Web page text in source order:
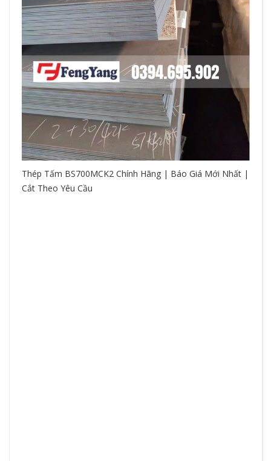
Thép Tấm BS700MCK2 Chính Hãng | Báo Giá Mới Nhất |
Cắt Theo Yêu Cầu